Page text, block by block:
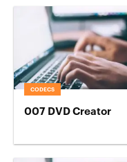
CODECS
007 DVD Creator